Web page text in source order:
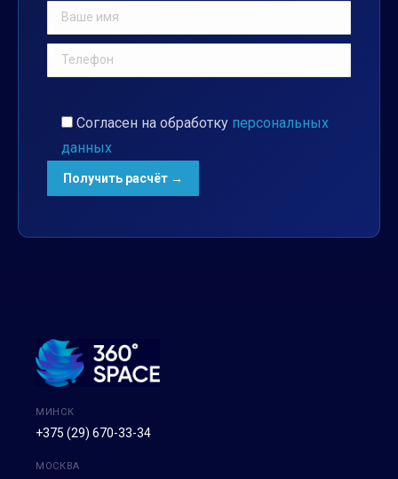
Согласен на обработку персональных
данных
МИНСК
+375 (29) 670-33-34
МОСКВА